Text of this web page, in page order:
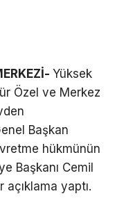
Yüksek
Özel ve Merkez
Başkan
hükmünün
Başkanı Cemil
yaptı.